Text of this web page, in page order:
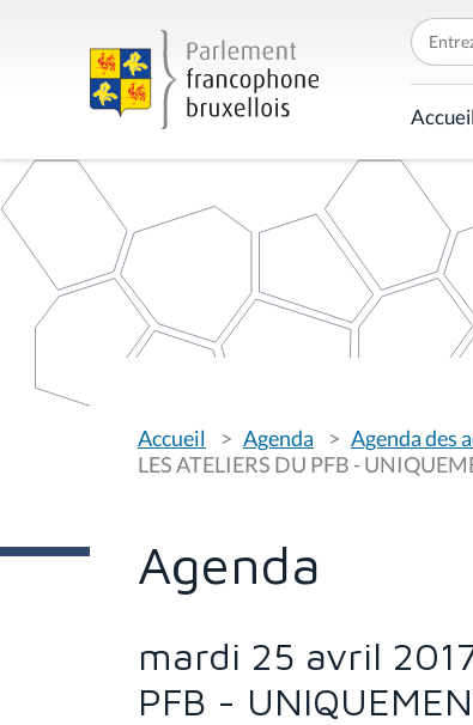
C
h
e
r
c
h
r
p
Accueil
o
u
s
i
:
Accueil Agenda
Agenda des
LES ATELIERS DU PFB -
Agenda
mardi 25 avril
PFB -